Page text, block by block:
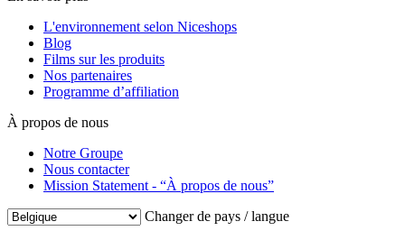
L'environnement selon Niceshops
Blog
Films sur les produits
Nos partenaires
Programme d’affiliation
À propos de nous
Notre Groupe
Nous contacter
Mission Statement - “À propos de nous”
Changer de pays / langue